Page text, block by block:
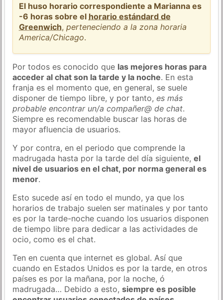
El huso horario correspondiente a Marianna es
-6 horas sobre el horario estándard de
Greenwich,perteneciendo a la zona horaria
America/Chicago.
Por todos es conocido que las mejores horas para
acceder al chat son la tarde y la noche. En esta
franja es el momento que, en general, se suele
disponer de tiempo libre, y por tanto,es más
probable encontrar un/a compañer@ de chat.
Siempre es recomendable buscar las horas de
mayor afluencia de usuarios.
Y por contra, en el periodo que comprende la
madrugada hasta por la tarde del día siguiente,el
nivel de usuarios en el chat, por norma general es
menor.
Esto sucede así en todo el mundo, ya que los
horarios de trabajo suelen ser matinales y por tanto
es por la tarde-noche cuando los usuarios disponen
de tiempo libre para dedicar a las actividades de
ocio, como es el chat.
Ten en cuenta que internet es global. Así que
cuando en Estados Unidos es por la tarde, en otros
países es por la mañana, por la noche, ó
madrugada… Debido a esto,siempre es posible